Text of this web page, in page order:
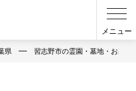
メニュー
県 習志野市の霊園・墓地・お墓